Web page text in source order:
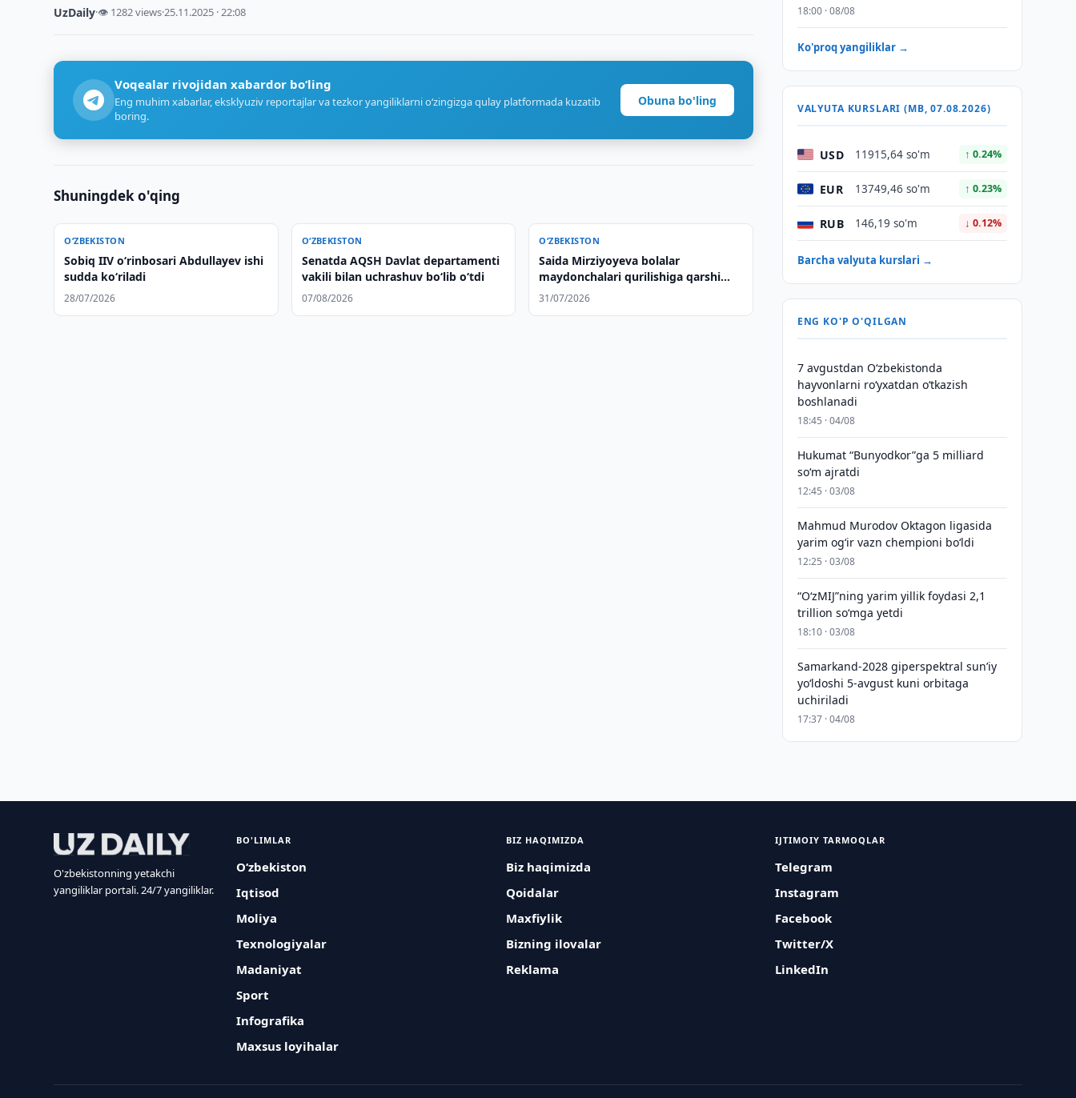
UzDaily·👁 1282 views·25.11.2025 · 22:08
Voqealar rivojidan xabardor bo‘ling
Eng muhim xabarlar, eksklyuziv reportajlar va tezkor yangiliklarni o‘zingizga qulay platformada kuzatib
boring.
Obuna bo'ling
Shuningdek o'qing
O‘ZBEKISTON
Sobiq IIV o‘rinbosari Abdullayev ishi
sudda ko‘riladi
28/07/2026
O‘ZBEKISTON
Senatda AQSH Davlat departamenti
vakili bilan uchrashuv boʻlib oʻtdi
07/08/2026
O‘ZBEKISTON
Saida Mirziyoyeva bolalar
maydonchalari qurilishiga qarshi
chiqdi
31/07/2026
18:00 · 08/08
Ko'proq yangiliklar →
VALYUTA KURSLARI (MB, 07.08.2026)
USD 11915,64 so'm ↑ 0.24%
EUR 13749,46 so'm ↑ 0.23%
RUB 146,19 so'm ↓ 0.12%
Barcha valyuta kurslari →
ENG KO'P O'QILGAN
7 avgustdan O‘zbekistonda
hayvonlarni ro‘yxatdan o‘tkazish
boshlanadi
18:45 · 04/08
Hukumat “Bunyodkor”ga 5 milliard
so‘m ajratdi
12:45 · 03/08
Mahmud Murodov Oktagon ligasida
yarim og‘ir vazn chempioni bo‘ldi
12:25 · 03/08
“O‘zMIJ”ning yarim yillik foydasi 2,1
trillion so‘mga yetdi
18:10 · 03/08
Samarkand-2028 giperspektral sun’iy
yo‘ldoshi 5-avgust kuni orbitaga
uchiriladi
17:37 · 04/08
O'zbekistonning yetakchi
yangiliklar portali. 24/7 yangiliklar.
BO'LIMLAR
O‘zbekiston
Iqtisod
Moliya
Texnologiyalar
Madaniyat
Sport
Infografika
Maxsus loyihalar
BIZ HAQIMIZDA
Biz haqimizda
Qoidalar
Maxfiylik
Bizning ilovalar
Reklama
IJTIMOIY TARMOQLAR
Telegram
Instagram
Facebook
Twitter/X
LinkedIn